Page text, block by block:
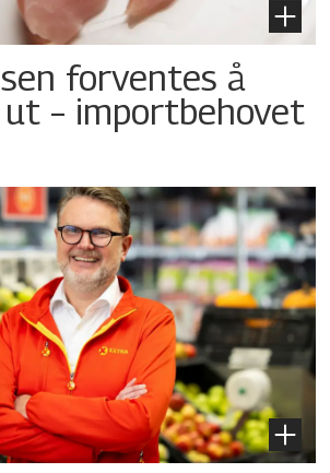
forventes å
– importbehovet